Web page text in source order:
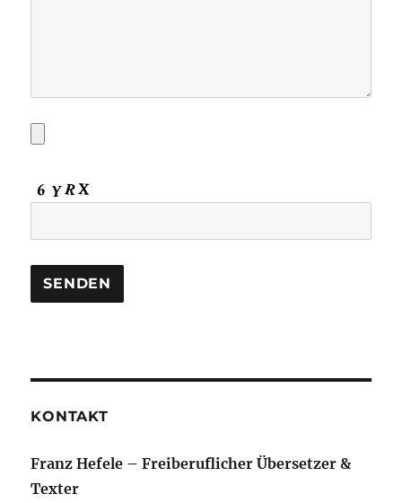
KONTAKT
Franz Hefele – Freiberuflicher Übersetzer &
Texter